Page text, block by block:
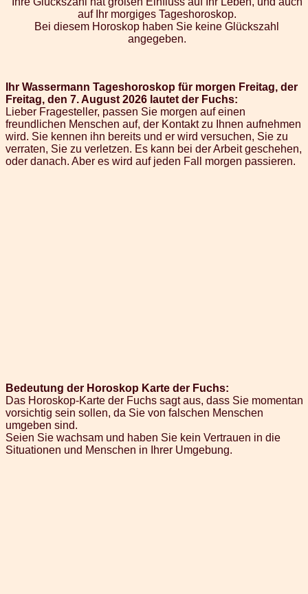
auf Ihr morgiges Tageshoroskop.
Bei diesem Horoskop haben Sie keine Glückszahl
angegeben.
Ihr Wassermann Tageshoroskop für morgen Freitag, der
Freitag, den 7. August 2026 lautet der Fuchs:
Lieber Fragesteller, passen Sie morgen auf einen
freundlichen Menschen auf, der Kontakt zu Ihnen aufnehmen
wird. Sie kennen ihn bereits und er wird versuchen, Sie zu
verraten, Sie zu verletzen. Es kann bei der Arbeit geschehen,
oder danach. Aber es wird auf jeden Fall morgen passieren.
Bedeutung der Horoskop Karte der Fuchs:
Das Horoskop-Karte der Fuchs sagt aus, dass Sie momentan
vorsichtig sein sollen, da Sie von falschen Menschen
umgeben sind.
Seien Sie wachsam und haben Sie kein Vertrauen in die
Situationen und Menschen in Ihrer Umgebung.